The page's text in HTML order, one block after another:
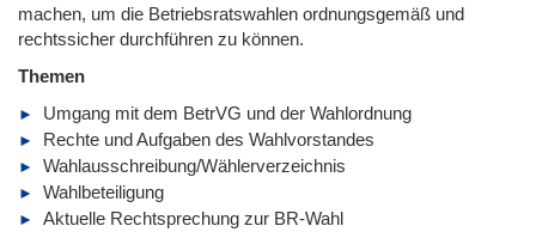
machen, um die Betriebsratswahlen ordnungsgemäß und
rechtssicher durchführen zu können.
Themen
Umgang mit dem BetrVG und der Wahlordnung
Rechte und Aufgaben des Wahlvorstandes
Wahlausschreibung/Wählerverzeichnis
Wahlbeteiligung
Aktuelle Rechtsprechung zur BR-Wahl